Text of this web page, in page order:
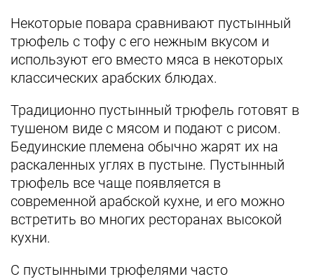
Некоторые повара сравнивают пустынный
трюфель с тофу с его нежным вкусом и
используют его вместо мяса в некоторых
классических арабских блюдах.
Традиционно пустынный трюфель готовят в
тушеном виде с мясом и подают с рисом.
Бедуинские племена обычно жарят их на
раскаленных углях в пустыне. Пустынный
трюфель все чаще появляется в
современной арабской кухне, и его можно
встретить во многих ресторанах высокой
кухни.
С пустынными трюфелями часто